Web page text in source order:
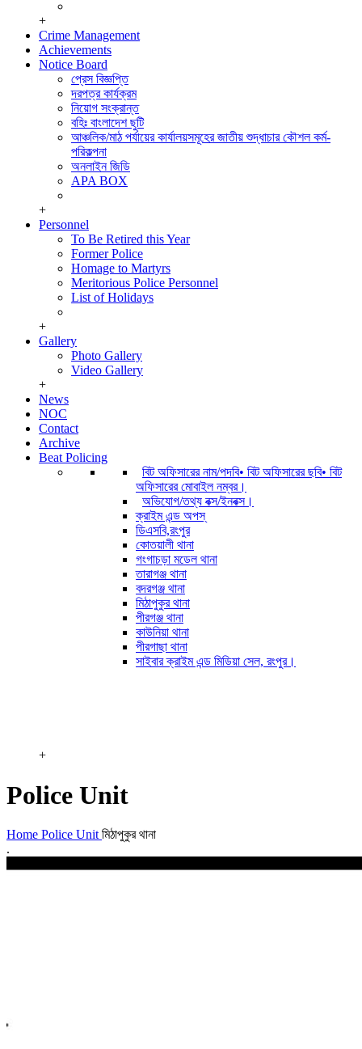
+
Crime Management
Achievements
Notice Board
প্রেস বিজ্ঞপ্তি
দরপত্র কার্যক্রম
নিয়োগ সংক্রান্ত
বহিঃ বাংলাদেশ ছুটি
আঞ্চলিক/মাঠ পর্যায়ের কার্যালয়সমূহের জাতীয় শুদ্ধাচার কৌশল কর্ম-
পরিকল্পনা
অনলাইন জিডি
APA BOX
+
Personnel
To Be Retired this Year
Former Police
Homage to Martyrs
Meritorious Police Personnel
List of Holidays
+
Gallery
Photo Gallery
Video Gallery
+
News
NOC
Contact
Archive
Beat Policing
বিট অফিসারের নাম/পদবি• বিট অফিসারের ছবি• বিট
অফিসারের মোবাইল নম্বর।
অভিযোগ/তথ্য বক্স/ইনবক্স।
ক্রাইম এন্ড অপস্
ডিএসবি,রংপুর
কোতয়ালী থানা
গংগাচড়া মডেল থানা
তারাগঞ্জ থানা
বদরগঞ্জ থানা
মিঠাপুকুর থানা
পীরগঞ্জ থানা
কাউনিয়া থানা
পীরগাছা থানা
সাইবার ক্রাইম এন্ড মিডিয়া সেল, রংপুর।
+
Police Unit
Home Police Unit মিঠাপুকুর থানা
.